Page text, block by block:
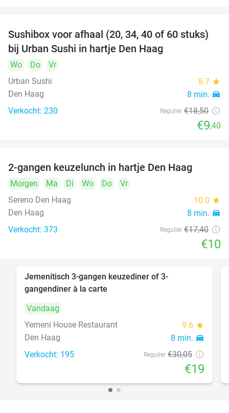
49%
Sushibox voor afhaal (20, 34, 40 of 60 stuks)
bij Urban Sushi in hartje Den Haag
Wo Do
Vr
Urban Sushi
8.7 star
Den Haag 8 min. directions_car
Verkocht: 230 Regulier €18,50
€9,40
2-gangen keuzelunch in hartje Den Haag
Morgen Ma Di Wo Do
Vr
Sereno Den Haag
10.0 star
Den Haag 8 min. directions_car
Verkocht: 373 Regulier €17,40
€10
Jemenitisch 3-gangen keuzediner of 3-
gangendiner à la carte
Vandaag
Yemeni House Restaurant
9.6 star
Den Haag 8 min. directions_car
Verkocht: 195 Regulier €30,05
€19